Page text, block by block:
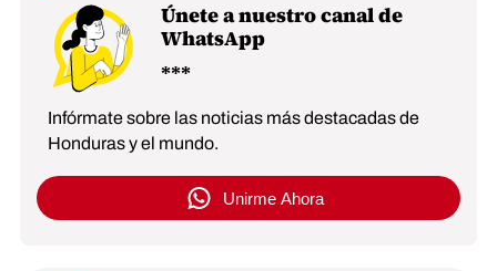
Únete a nuestro canal de
WhatsApp
Infórmate sobre las noticias más destacadas de
Honduras y el mundo.
Unirme Ahora